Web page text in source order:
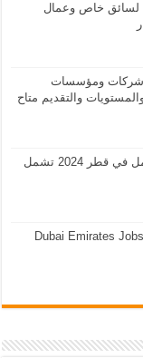
2024 بحاجه لسائق خاص وعمال
2024 لدى شركات ومؤسسات
والتقديم متاح
وظائف في قطر 2024 فرص عمل في قطر 2024 تشمل
Dubai Emirates